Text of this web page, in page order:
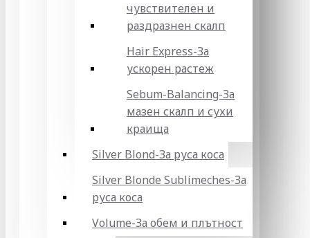
чувствителен и
раздразнен скалп
Hair Express-За
ускорен растеж
Sebum-Balancing-За
мазен скалп и сухи
краища
Silver Blond-За руса коса
Silver Blonde Sublіmeches-За
руса коса
Volume-За обем и плътност